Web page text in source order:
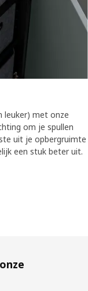
leuker) met onze
om je spullen
uit je opbergruimte
een stuk beter uit.